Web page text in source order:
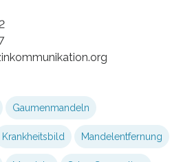
Gaumenmandeln
Krankheitsbild Mandelentfernung